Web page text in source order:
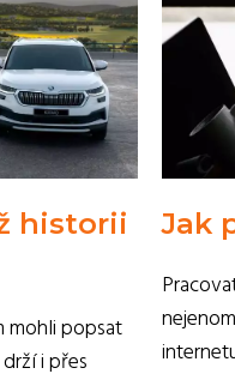
historii
mohli popsat
i přes
Jak